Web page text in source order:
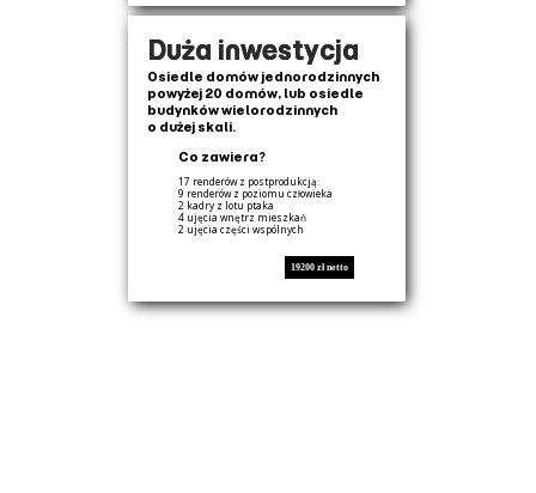
Co zawiera?
17 renderów z postprodukcją:
9 renderów z poziomu człowieka
2 kadry z lotu ptaka
4 ujęcia wnętrz mieszkań
2 ujęcia części wspólnych
Osiedle domów jednorodzinnych
powyżej 20 domów, lub osiedle
budynków wielorodzinnych
o dużej skali.
19200 zł netto
Duża inwestycja